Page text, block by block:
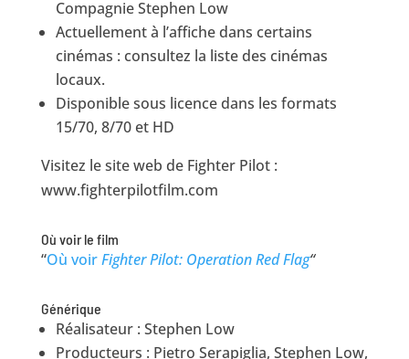
Compagnie Stephen Low
Actuellement à l’affiche dans certains
cinémas : consultez la liste des cinémas
locaux.
Disponible sous licence dans les formats
15/70, 8/70 et HD
Visitez le site web de Fighter Pilot :
www.fighterpilotfilm.com
Où voir le film
“Où voirFighter Pilot: Operation Red Flag“
Générique
Réalisateur : Stephen Low
Producteurs : Pietro Serapiglia, Stephen Low,